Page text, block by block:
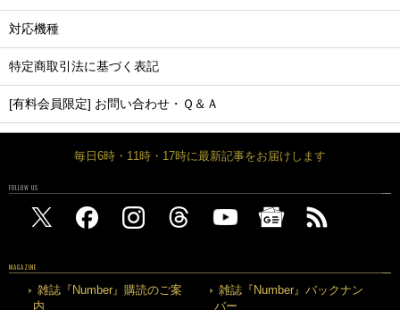
対応機種
特定商取引法に基づく表記
[有料会員限定] お問い合わせ・Ｑ＆Ａ
毎日6時・11時・17時に最新記事をお届けします
FOLLOW US
MAGAZINE
雑誌『Number』購読のご案
内
雑誌『Number』バックナン
バー